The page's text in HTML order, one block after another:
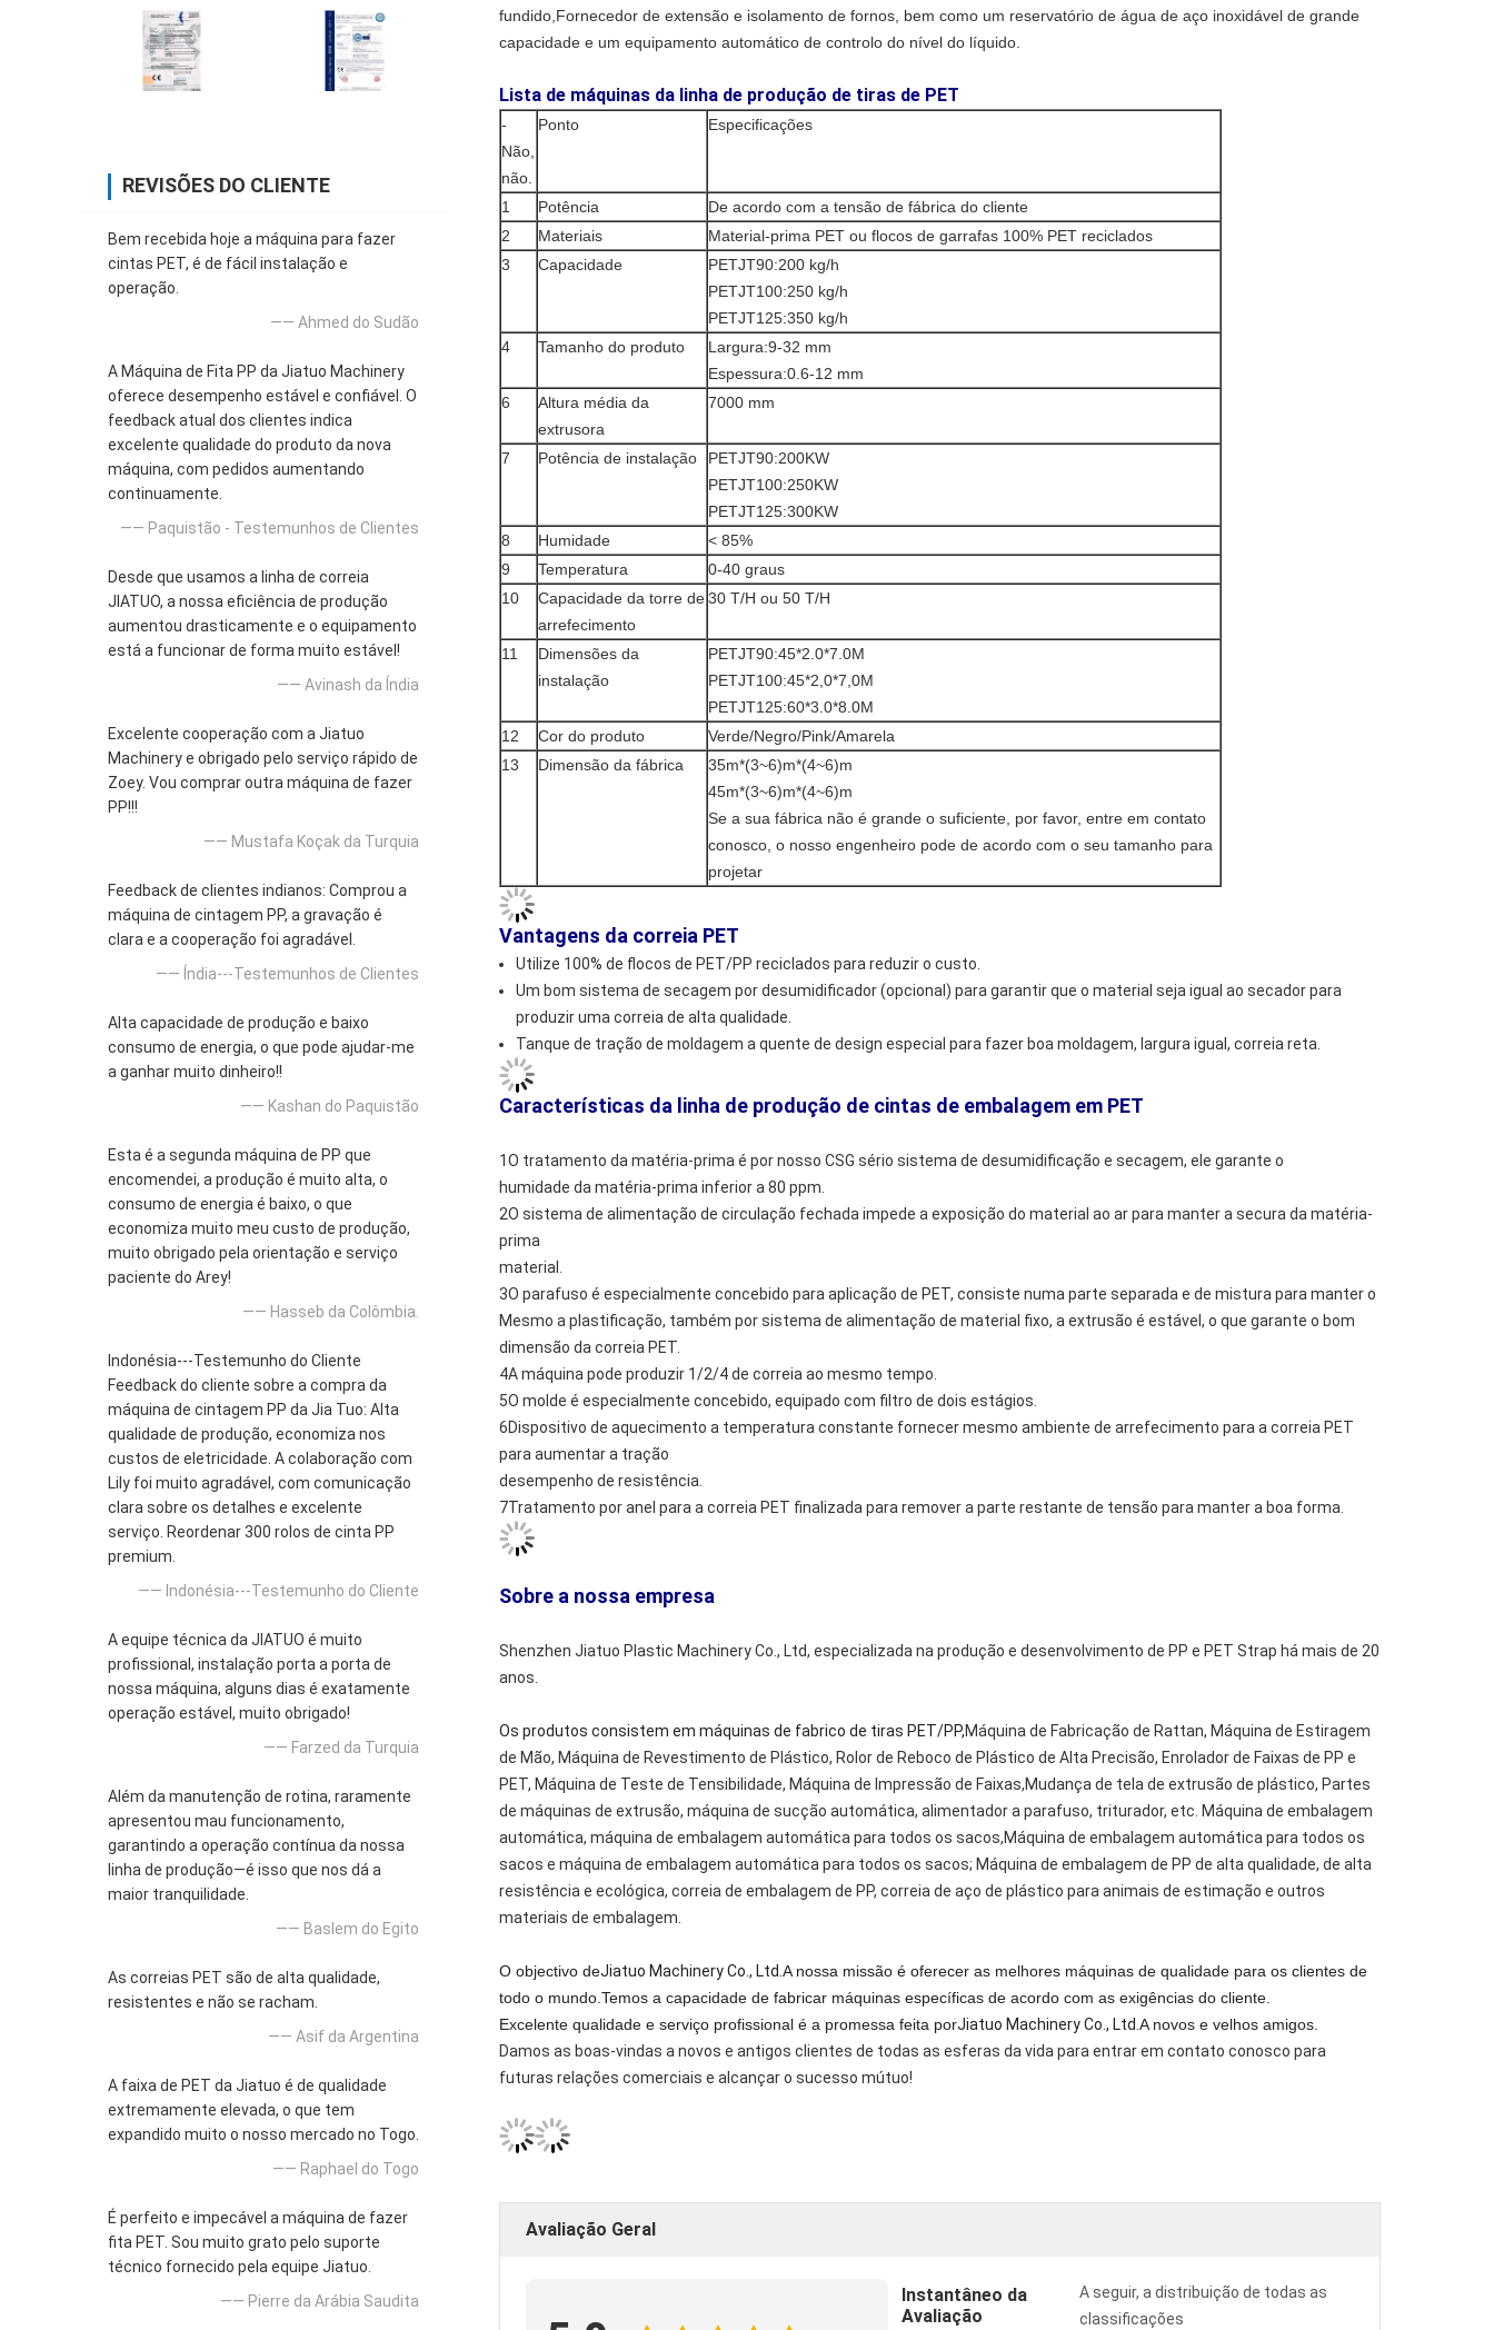
REVISÕES DO CLIENTE
Bem recebida hoje a máquina para fazer
cintas PET, é de fácil instalação e
operação.
—— Ahmed do Sudão
A Máquina de Fita PP da Jiatuo Machinery
oferece desempenho estável e confiável. O
feedback atual dos clientes indica
excelente qualidade do produto da nova
máquina, com pedidos aumentando
continuamente.
—— Paquistão - Testemunhos de Clientes
Desde que usamos a linha de correia
JIATUO, a nossa eficiência de produção
aumentou drasticamente e o equipamento
está a funcionar de forma muito estável!
—— Avinash da Índia
Excelente cooperação com a Jiatuo
Machinery e obrigado pelo serviço rápido de
Zoey. Vou comprar outra máquina de fazer
PP!!!
—— Mustafa Koçak da Turquia
Feedback de clientes indianos: Comprou a
máquina de cintagem PP, a gravação é
clara e a cooperação foi agradável.
—— Índia---Testemunhos de Clientes
Alta capacidade de produção e baixo
consumo de energia, o que pode ajudar-me
a ganhar muito dinheiro!!
—— Kashan do Paquistão
Esta é a segunda máquina de PP que
encomendei, a produção é muito alta, o
consumo de energia é baixo, o que
economiza muito meu custo de produção,
muito obrigado pela orientação e serviço
paciente do Arey!
—— Hasseb da Colômbia.
Indonésia---Testemunho do Cliente
Feedback do cliente sobre a compra da
máquina de cintagem PP da Jia Tuo: Alta
qualidade de produção, economiza nos
custos de eletricidade. A colaboração com
Lily foi muito agradável, com comunicação
clara sobre os detalhes e excelente
serviço. Reordenar 300 rolos de cinta PP
premium.
—— Indonésia---Testemunho do Cliente
A equipe técnica da JIATUO é muito
profissional, instalação porta a porta de
nossa máquina, alguns dias é exatamente
operação estável, muito obrigado!
—— Farzed da Turquia
Além da manutenção de rotina, raramente
apresentou mau funcionamento,
garantindo a operação contínua da nossa
linha de produção—é isso que nos dá a
maior tranquilidade.
—— Baslem do Egito
As correias PET são de alta qualidade,
resistentes e não se racham.
—— Asif da Argentina
A faixa de PET da Jiatuo é de qualidade
extremamente elevada, o que tem
expandido muito o nosso mercado no Togo.
—— Raphael do Togo
É perfeito e impecável a máquina de fazer
fita PET. Sou muito grato pelo suporte
técnico fornecido pela equipe Jiatuo.
—— Pierre da Arábia Saudita
fundido,Fornecedor de extensão e isolamento de fornos, bem como um reservatório de água de aço inoxidável de grande
capacidade e um equipamento automático de controlo do nível do líquido.
Lista de máquinas da linha de produção de tiras de PET
-
Não,
não.
Ponto Especificações
1 Potência
De acordo com a tensão de fábrica do cliente
2
Materiais
Material-prima PET ou flocos de garrafas 100% PET reciclados
3
Capacidade
PETJT90:200 kg/h
PETJT100:250 kg/h
PETJT125:350 kg/h
4
Tamanho do produto
Largura:9-32 mm
Espessura:0.6-12 mm
6
Altura média da
extrusora
7000 mm
7 Potência de instalação
PETJT90:200KW
PETJT100:250KW
PETJT125:300KW
8
Humidade
< 85%
9
Temperatura
0-40 graus
10
Capacidade da torre de
arrefecimento
30 T/H ou 50 T/H
11
Dimensões da
instalação
PETJT90:45*2.0*7.0M
PETJT100:45*2,0*7,0M
PETJT125:60*3.0*8.0M
12
Cor do produto
Verde/Negro/Pink/Amarela
13
Dimensão da fábrica
35m*(3~6)m*(4~6)m
45m*(3~6)m*(4~6)m
Se a sua fábrica não é grande o suficiente, por favor, entre em contato
conosco, o nosso engenheiro pode de acordo com o seu tamanho para
projetar
Vantagens da correia PET
Utilize 100% de flocos de PET/PP reciclados para reduzir o custo.
Um bom sistema de secagem por desumidificador (opcional) para garantir que o material seja igual ao secador para
produzir uma correia de alta qualidade.
Tanque de tração de moldagem a quente de design especial para fazer boa moldagem, largura igual, correia reta.
Características da linha de produção de cintas de embalagem em PET
1O tratamento da matéria-prima é por nosso CSG sério sistema de desumidificação e secagem, ele garante o
humidade da matéria-prima inferior a 80 ppm.
2O sistema de alimentação de circulação fechada impede a exposição do material ao ar para manter a secura da matéria-
prima
material.
3O parafuso é especialmente concebido para aplicação de PET, consiste numa parte separada e de mistura para manter o
Mesmo a plastificação, também por sistema de alimentação de material fixo, a extrusão é estável, o que garante o bom
dimensão da correia PET.
4A máquina pode produzir 1/2/4 de correia ao mesmo tempo.
5O molde é especialmente concebido, equipado com filtro de dois estágios.
6Dispositivo de aquecimento a temperatura constante fornecer mesmo ambiente de arrefecimento para a correia PET
para aumentar a tração
desempenho de resistência.
7Tratamento por anel para a correia PET finalizada para remover a parte restante de tensão para manter a boa forma.
Sobre a nossa empresa
Shenzhen Jiatuo Plastic Machinery Co., Ltd, especializada na produção e desenvolvimento de PP e PET Strap há mais de 20
anos.
Os produtos consistem em máquinas de fabrico de tiras PET/PP,Máquina de Fabricação de Rattan, Máquina de Estiragem
de Mão, Máquina de Revestimento de Plástico, Rolor de Reboco de Plástico de Alta Precisão, Enrolador de Faixas de PP e
PET, Máquina de Teste de Tensibilidade, Máquina de Impressão de Faixas,Mudança de tela de extrusão de plástico, Partes
de máquinas de extrusão, máquina de sucção automática, alimentador a parafuso, triturador, etc. Máquina de embalagem
automática, máquina de embalagem automática para todos os sacos,Máquina de embalagem automática para todos os
sacos e máquina de embalagem automática para todos os sacos; Máquina de embalagem de PP de alta qualidade, de alta
resistência e ecológica, correia de embalagem de PP, correia de aço de plástico para animais de estimação e outros
materiais de embalagem.
O objectivo deJiatuo Machinery Co., Ltd.A nossa missão é oferecer as melhores máquinas de qualidade para os clientes de
todo o mundo.Temos a capacidade de fabricar máquinas específicas de acordo com as exigências do cliente.
Excelente qualidade e serviço profissional é a promessa feita porJiatuo Machinery Co., Ltd.A novos e velhos amigos.
Damos as boas-vindas a novos e antigos clientes de todas as esferas da vida para entrar em contato conosco para
futuras relações comerciais e alcançar o sucesso mútuo!
Avaliação Geral
Instantâneo da
Avaliação
A seguir, a distribuição de todas as
classificações